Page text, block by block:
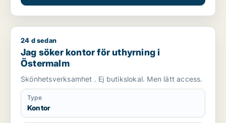
Jag söker kontor för uthyrning i Östermalm
24 d sedan
Jag söker kontor för uthyrning i
Östermalm
Skönhetsverksamhet . Ej butikslokal. Men lätt access.
Type
Kontor